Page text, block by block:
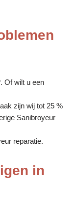
Of wilt u een
zijn wij tot 25 %
Sanibroyeur
reparatie.
in